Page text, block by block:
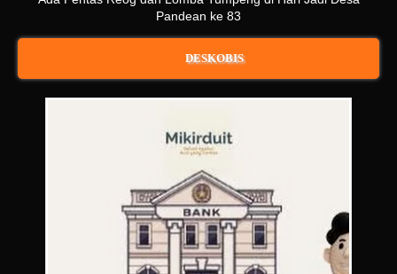
Pandean ke 83
DESKOBIS